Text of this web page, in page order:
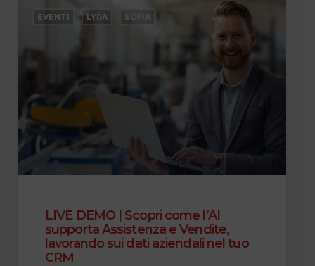
EVENTI LYRA SOFIA
Scopri
Assistenza
tuo
CRM
LIVE DEMO | Scopri come l’AI
supporta Assistenza e Vendite,
lavorando sui dati aziendali nel tuo
CRM